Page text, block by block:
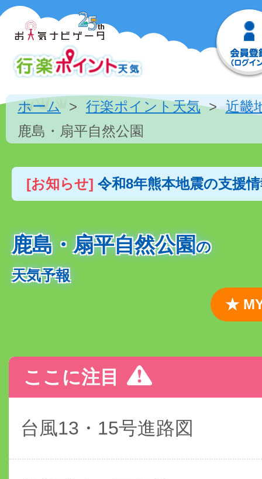
ホーム 行楽ポイント天気
近畿
鹿島・扇平自然公園
[お知らせ] 令和8年熊本地震の支援
鹿島・扇平自然公園の
天気予報
★
ここに注目
台風13・15号進路図